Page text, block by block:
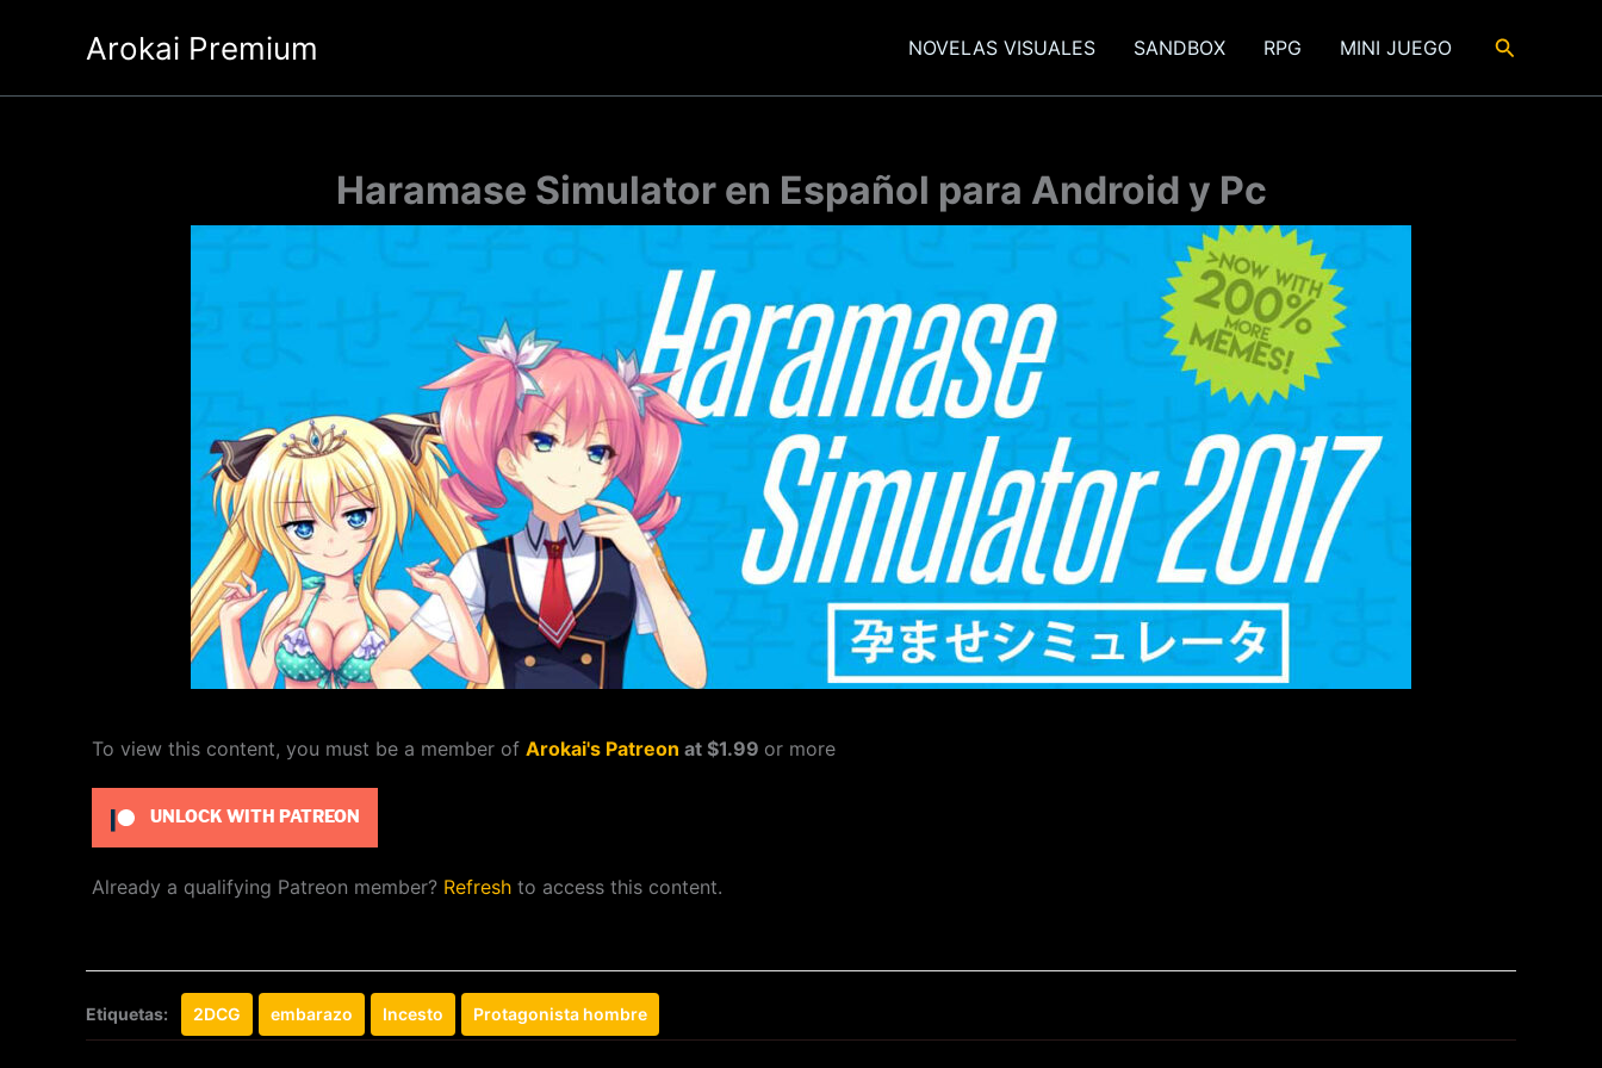
Arokai Premium NOVELAS VISUALES SANDBOX RPG MINI JUEGO Buscar
Haramase Simulator en Español para Android y Pc
To view this content, you must be a member of Arokai's Patreon at $1.99 or more
UNLOCK WITH PATREON
Already a qualifying Patreon member? Refresh to access this content.
Etiquetas: 2DCG embarazo Incesto Protagonista hombre